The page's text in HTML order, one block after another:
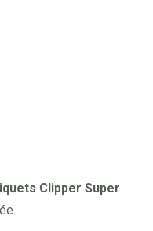
Clipper Super